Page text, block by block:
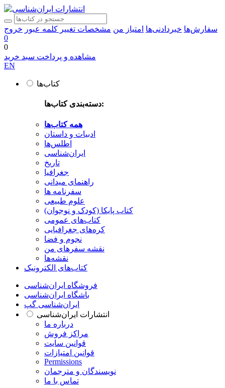
سفارش‌ها خبردادنی‌ها امتیاز من مشخصات تغییر کلمه عبور خروج
0
0
مشاهده و پرداخت سبد خرید
EN
کتاب‌ها
دسته‌بندی کتاب‌ها:
همه کتاب‌ها
ادبیات و داستان
اطلس‌ها
ایران‌شناسی
تاریخ
جغرافیا
راهنمای میدانی
سفرنامه‌ ها
علوم طبیعی
کتاب‌ پایکا (کودک و نوجوان)
کتاب‌های عمومی
کره‌های جغرافیایی
نجوم و فضا
نقشه سفرهای من
نقشه‌ها
کتاب‌های الکترونیک
فروشگاه ایران‌شناسی
باشگاه ایران‌شناسی
ایران‌شناسی گپ
انتشارات ایران‌شناسی
درباره ما
مراکز فروش
قوانین سایت
قوانین امتیازات
Permissions
نویسندگان و مترجمان
تماس با ما